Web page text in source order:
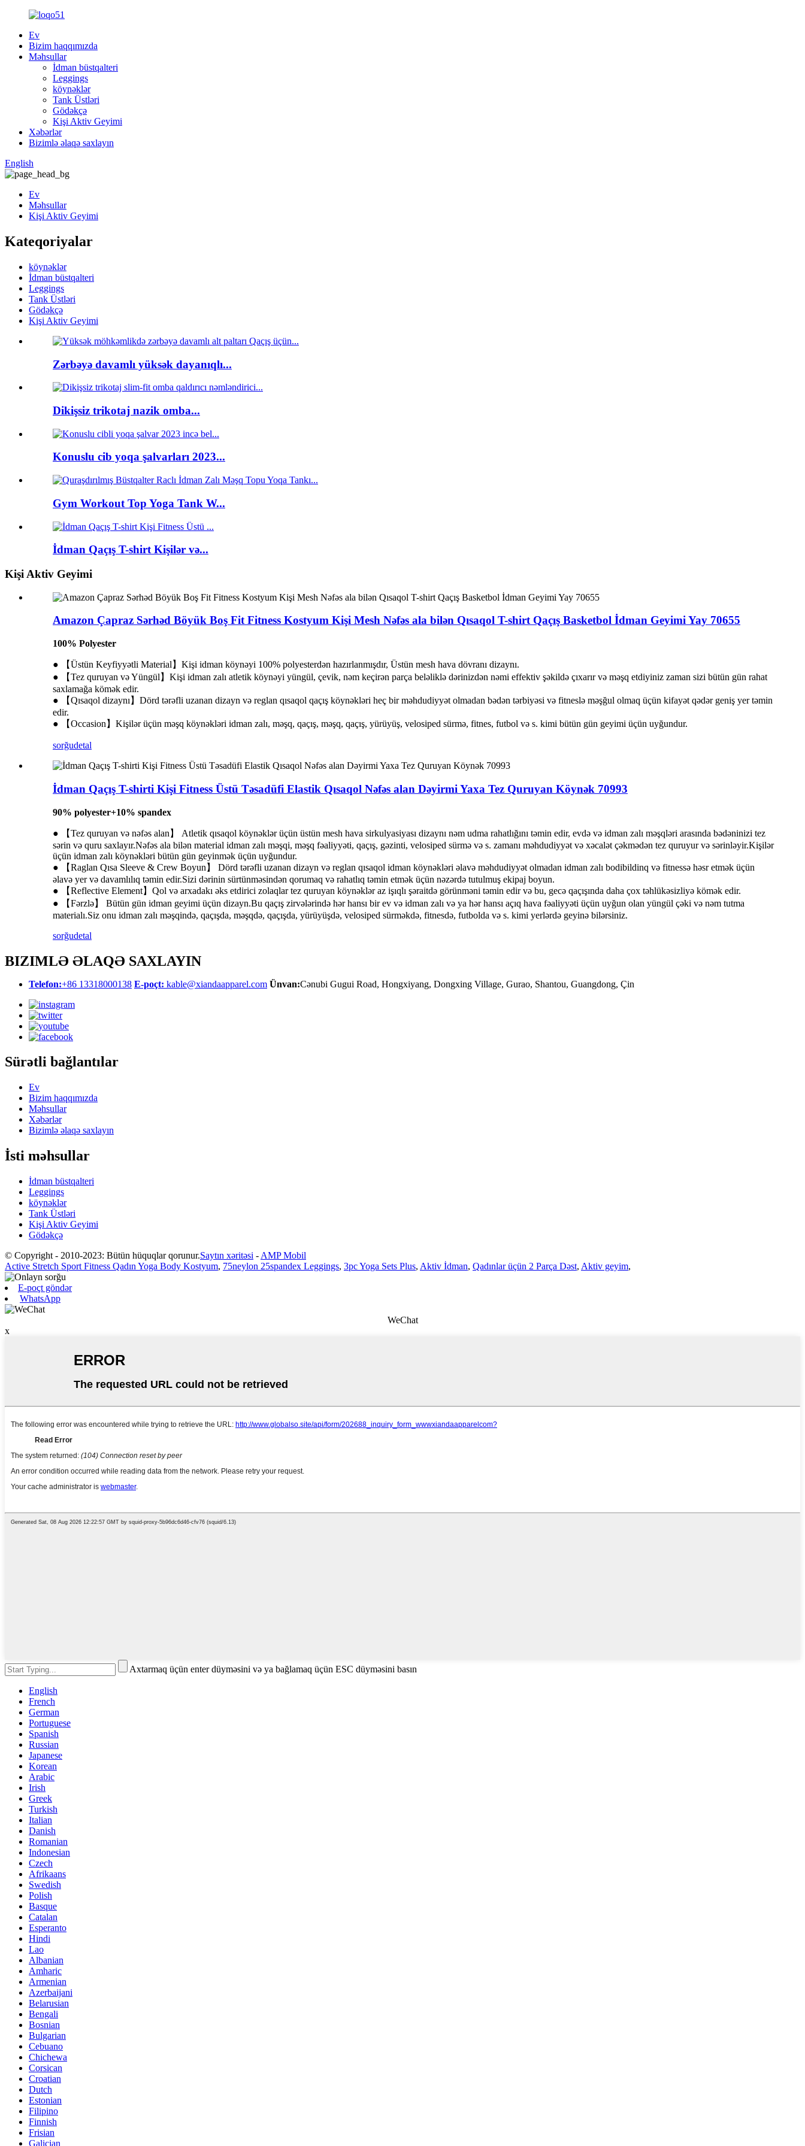
Ev
Bizim haqqımızda
Məhsullar
İdman büstqalteri
Leggings
köynəklər
Tank Üstləri
Gödəkçə
Kişi Aktiv Geyimi
Xəbərlər
Bizimlə əlaqə saxlayın
English
Ev
Məhsullar
Kişi Aktiv Geyimi
Kateqoriyalar
köynəklər
İdman büstqalteri
Leggings
Tank Üstləri
Gödəkçə
Kişi Aktiv Geyimi
Zərbəyə davamlı yüksək dayanıqlı...
Dikişsiz trikotaj nazik omba...
Konuslu cib yoqa şalvarları 2023...
Gym Workout Top Yoga Tank W...
İdman Qaçış T-shirt Kişilər və...
Kişi Aktiv Geyimi
Amazon Çapraz Sərhəd Böyük Boş Fit Fitness Kostyum Kişi Mesh Nəfəs ala bilən Qısaqol T-shirt Qaçış Basketbol İdman Geyimi Yay 70655
100% Polyester
● 【Üstün Keyfiyyətli Material】Kişi idman köynəyi 100% polyesterdən hazırlanmışdır, Üstün mesh hava dövranı dizaynı.
● 【Tez quruyan və Yüngül】Kişi idman zalı atletik köynəyi yüngül, çevik, nəm keçirən parça beləliklə dərinizdən nəmi effektiv şəkildə çıxarır və məşq etdiyiniz zaman sizi bütün gün rahat
saxlamağa kömək edir.
● 【Qısaqol dizaynı】Dörd tərəfli uzanan dizayn və reglan qısaqol qaçış köynəkləri heç bir məhdudiyyət olmadan bədən tərbiyəsi və fitneslə məşğul olmaq üçün kifayət qədər geniş yer təmin
edir.
● 【Occasion】Kişilər üçün məşq köynəkləri idman zalı, məşq, qaçış, məşq, qaçış, yürüyüş, velosiped sürmə, fitnes, futbol və s. kimi bütün gün geyimi üçün uyğundur.
sorğudetal
İdman Qaçış T-shirti Kişi Fitness Üstü Təsadüfi Elastik Qısaqol Nəfəs alan Dəyirmi Yaxa Tez Quruyan Köynək 70993
90% polyester+10% spandex
● 【Tez quruyan və nəfəs alan】 Atletik qısaqol köynəklər üçün üstün mesh hava sirkulyasiyası dizaynı nəm udma rahatlığını təmin edir, evdə və idman zalı məşqləri arasında bədəninizi tez
sərin və quru saxlayır.Nəfəs ala bilən material idman zalı məşqi, məşq fəaliyyəti, qaçış, gəzinti, velosiped sürmə və s. zamanı məhdudiyyət və xəcalət çəkmədən tez quruyur və sərinləyir.Kişilər
üçün idman zalı köynəkləri bütün gün geyinmək üçün uyğundur.
● 【Raglan Qısa Sleeve & Crew Boyun】 Dörd tərəfli uzanan dizayn və reglan qısaqol idman köynəkləri əlavə məhdudiyyət olmadan idman zalı bodibildinq və fitnessə həsr etmək üçün
əlavə yer və davamlılıq təmin edir.Sizi dərinin sürtünməsindən qorumaq və rahatlıq təmin etmək üçün nəzərdə tutulmuş ekipaj boyun.
● 【Reflective Element】Qol və arxadakı əks etdirici zolaqlar tez quruyan köynəklər az işıqlı şəraitdə görünməni təmin edir və bu, gecə qaçışında daha çox təhlükəsizliyə kömək edir.
● 【Fərzlə】 Bütün gün idman geyimi üçün dizayn.Bu qaçış zirvələrində hər hansı bir ev və idman zalı və ya hər hansı açıq hava fəaliyyəti üçün uyğun olan yüngül çəki və nəm tutma
materialı.Siz onu idman zalı məşqində, qaçışda, məşqdə, qaçışda, yürüyüşdə, velosiped sürməkdə, fitnesdə, futbolda və s. kimi yerlərdə geyinə bilərsiniz.
sorğudetal
BIZIMLƏ ƏLAQƏ SAXLAYIN
Telefon:+86 13318000138 E-poçt: kable@xiandaapparel.com Ünvan:Cənubi Gugui Road, Hongxiyang, Dongxing Village, Gurao, Shantou, Guangdong, Çin
Sürətli bağlantılar
Ev
Bizim haqqımızda
Məhsullar
Xəbərlər
Bizimlə əlaqə saxlayın
İsti məhsullar
İdman büstqalteri
Leggings
köynəklər
Tank Üstləri
Kişi Aktiv Geyimi
Gödəkçə
© Copyright - 2010-2023: Bütün hüquqlar qorunur.Saytın xəritəsi - AMP Mobil
Active Stretch Sport Fitness Qadın Yoga Body Kostyum, 75neylon 25spandex Leggings, 3pc Yoga Sets Plus, Aktiv İdman, Qadınlar üçün 2 Parça Dəst, Aktiv geyim,
E-poçt göndər
WhatsApp
WeChat
x
Axtarmaq üçün enter düyməsini və ya bağlamaq üçün ESC düyməsini basın
English
French
German
Portuguese
Spanish
Russian
Japanese
Korean
Arabic
Irish
Greek
Turkish
Italian
Danish
Romanian
Indonesian
Czech
Afrikaans
Swedish
Polish
Basque
Catalan
Esperanto
Hindi
Lao
Albanian
Amharic
Armenian
Azerbaijani
Belarusian
Bengali
Bosnian
Bulgarian
Cebuano
Chichewa
Corsican
Croatian
Dutch
Estonian
Filipino
Finnish
Frisian
Galician